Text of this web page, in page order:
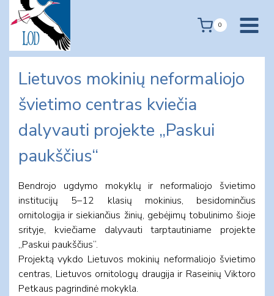
content
0
Lietuvos mokinių neformaliojo
švietimo centras kviečia
dalyvauti projekte „Paskui
paukščius“
Bendrojo ugdymo mokyklų ir neformaliojo švietimo
institucijų 5–12 klasių mokinius, besidominčius
ornitologija ir siekiančius žinių, gebėjimų tobulinimo šioje
srityje, kviečiame dalyvauti tarptautiniame projekte
„Paskui paukščius“.
Projektą vykdo Lietuvos mokinių neformaliojo švietimo
centras, Lietuvos ornitologų draugija ir Raseinių Viktoro
Petkaus pagrindinė mokykla.